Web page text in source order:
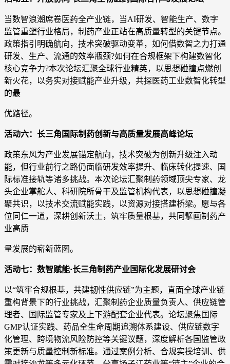
当数智浪潮席卷医药全产业链，当AI研发、智能生产、数字
监管重塑行业格局，制药产业正站在高质量转型的关键节点。
政策指引明确航向，技术突破驱动变革，如何借数智之力打通
研发、生产、流通的效率瓶颈?如何在合规框架下构建数智化
核心竞争力?本次论坛汇聚全球行业精英，以思想碰撞点燃创
新火花，以务实对接赋能产业升级，共探医药工业数智化转型
的最
优路径。
活动六：长三角国际制药创新与高质量发展高峰论坛
政策东风为产业发展锚定航向，技术突破为创新升级注入动
能，但行业前行之路仍面临研发效率提升、临床转化提速、国
际标准接轨等诸多挑战。本次论坛汇聚制药领域顶尖专家、龙
头企业掌舵人、科研院所骨干及监管机构代表，以思想碰撞凝
聚共识，以技术交流赋能实践，以资源对接搭建桥梁。愿与各
位同仁一道，深耕创新沃土，筑牢质量根基，共同擘画制药产
业高质
量发展的崭新蓝图。
活动七：数智赋能·长三角制药产业国际化发展研讨会
以“筑牢合规根基，共建韧性供应链”为主题，直面全球产业链
重构背景下的行业挑战，汇聚制药企业质量负责人、供应链管
理者、国际监管专家及上下游配套企业代表。论坛聚焦国际
GMP认证实践、药品全生命周期追溯体系建设、供应链数字
化管理、跨境物流风险防控等关键议题，深度解析各国监管政
策更新与质量控制新标准。通过案例分析、合规实操培训、供